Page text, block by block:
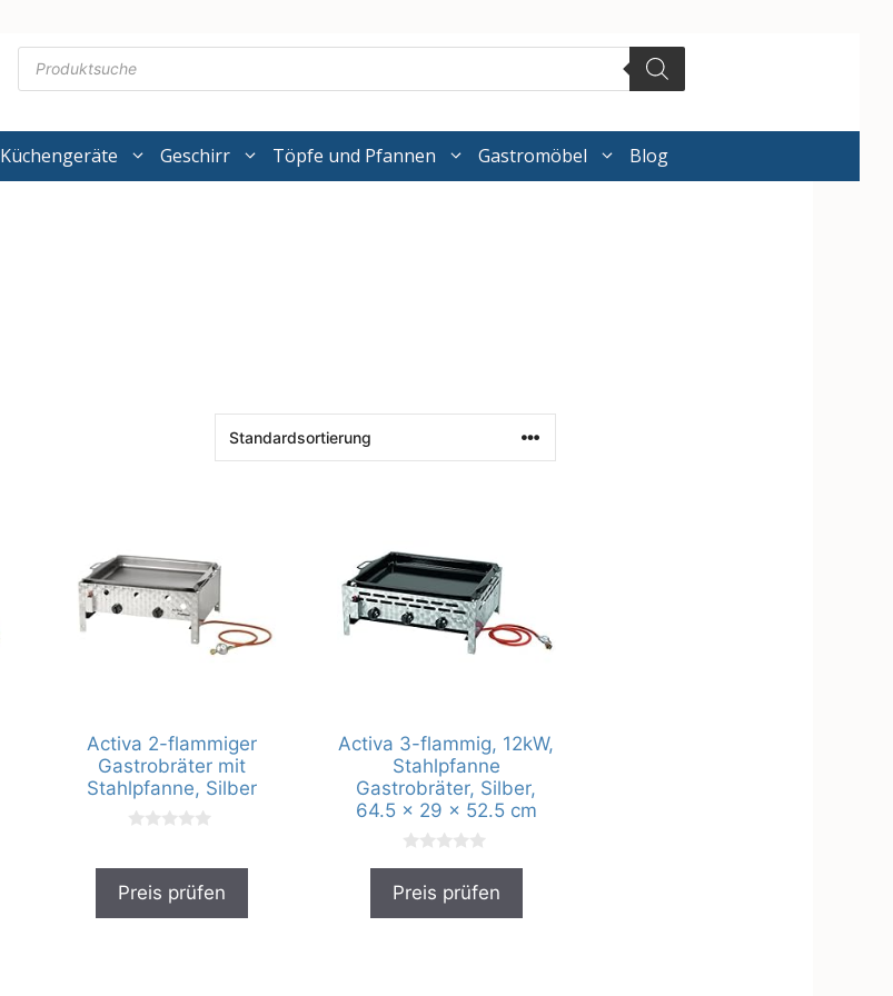
Products
search
Küchengeräte Geschirr Töpfe und Pfannen Gastromöbel Blog
Activa 2-flammiger
Gastrobräter mit
Stahlpfanne, Silber
o
n
5
Preis prüfen
Activa 3-flammig, 12kW,
Stahlpfanne
Gastrobräter, Silber,
64.5 x 29 x 52.5 cm
o
Preis prüfen